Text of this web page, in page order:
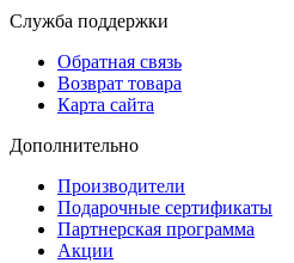
Служба поддержки
Обратная связь
Возврат товара
Карта сайта
Дополнительно
Производители
Подарочные сертификаты
Партнерская программа
Акции